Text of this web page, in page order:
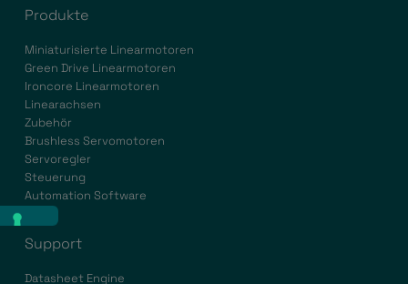
Produkte
Miniaturisierte Linearmotoren
Green Drive Linearmotoren
Ironcore Linearmotoren
Linearachsen
Zubehör
Brushless Servomotoren
Servoregler
Steuerung
Automation Software
Support
Datasheet Engine